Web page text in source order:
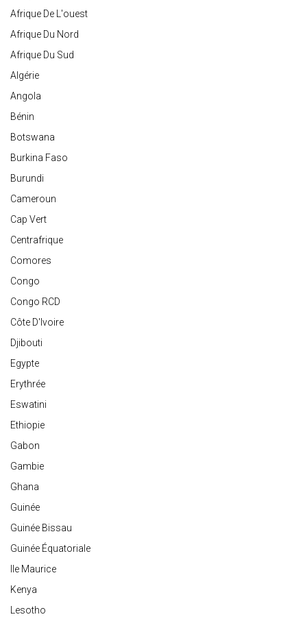
Afrique De L'ouest
Afrique Du Nord
Afrique Du Sud
Algérie
Angola
Bénin
Botswana
Burkina Faso
Burundi
Cameroun
Cap Vert
Centrafrique
Comores
Congo
Congo RCD
Côte D'Ivoire
Djibouti
Egypte
Erythrée
Eswatini
Ethiopie
Gabon
Gambie
Ghana
Guinée
Guinée Bissau
Guinée Équatoriale
Ile Maurice
Kenya
Lesotho